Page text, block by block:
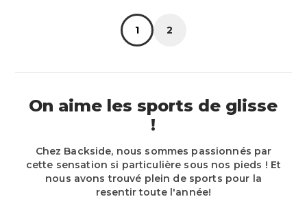
1 2
On aime les sports de glisse
!
Chez Backside, nous sommes passionnés par
cette sensation si particulière sous nos pieds ! Et
nous avons trouvé plein de sports pour la
resentir toute l'année!